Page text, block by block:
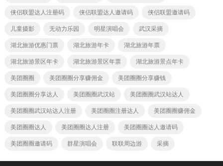
侠侣联盟达人注册码 侠侣联盟达人邀请码 侠侣联盟邀请码
儿童摄影 无动力乐园 明星演唱会 武汉采摘
湖北旅游优惠门票 湖北旅游年卡 湖北旅游年票
湖北旅游景区年卡 湖北旅游景区年票 湖北旅游景点年卡
美团圈圈 美团圈圈分享赚佣金 美团圈圈分享赚钱
美团圈圈分享达人 美团圈圈武汉站 美团圈圈武汉站达人
美团圈圈武汉站达人注册 美团圈圈注册达人 美团圈圈赚佣金
美团圈圈达人 美团圈圈达人注册 美团圈圈达人邀请码
美团圈圈邀请码 群星演唱会 联联周边游 采摘